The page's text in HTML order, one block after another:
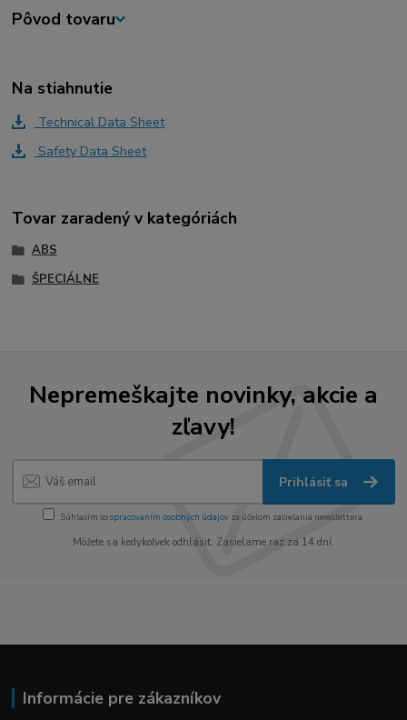
Pôvod tovaru
Na stiahnutie
Technical Data Sheet
Safety Data Sheet
Tovar zaradený v kategóriách
ABS
ŠPECIÁLNE
Nepremeškajte novinky, akcie a
zľavy!
Prihlásiť sa
Súhlasím sospracovaním osobných údajov za účelom zasielania newslettera.
Môžete sa kedykoľvek odhlásiť. Zasielame raz za 14 dní.
Informácie pre zákazníkov